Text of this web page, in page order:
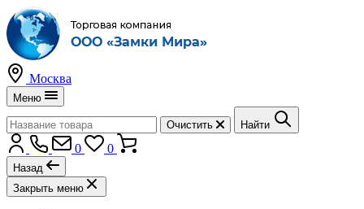
Москва
Меню
Очистить Найти
0 0
Назад
Закрыть меню